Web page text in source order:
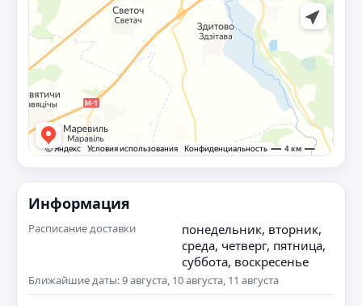
Информация
Расписание доставки
понедельник, вторник,
среда, четверг, пятница,
суббота, воскресенье
Ближайшие даты: 9 августа, 10 августа, 11 августа